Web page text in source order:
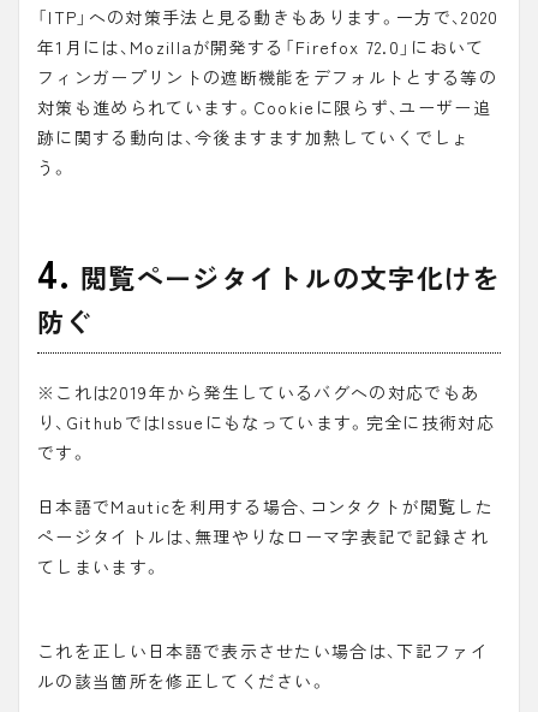
「ITP 」への対策手法と見る動きもあります。一方で、2020
年1月には、Mozillaが開発する「Firefox 72.0」において
フィンガープリントの遮断機能をデフォルトとする等の
対策も進められています。Cookieに限らず、ユーザー追
跡に関する動向は、今後ますます加熱していくでしょ
う。
4. 閲覧ページタイトルの文字化けを
防ぐ
※これは2019年から発生しているバグへの対応でもあ
り、GithubではIssueにもなっています。完全に技術対応
です。
日本語でMauticを利用する場合、コンタクトが閲覧した
ページタイトルは、無理やりなローマ字表記で記録され
てしまいます。
これを正しい日本語で表示させたい場合は、下記ファイ
ルの該当箇所を修正してください。